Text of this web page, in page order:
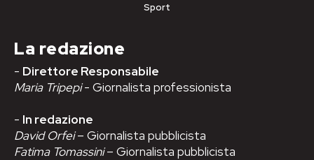
Sport
La redazione
- Direttore Responsabile
Maria Tripepi- Giornalista professionista
- In redazione
David Orfei– Giornalista pubblicista
Fatima Tomassini– Giornalista pubblicista